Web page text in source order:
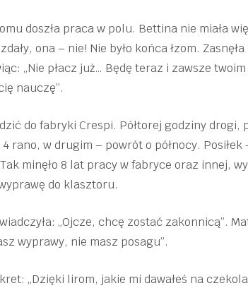
doszła praca w polu. Bettina nie miała
ona – nie! Nie było końca łzom.
„Nie płacz już… Będę teraz i zawsze
nauczę”.
do fabryki Crespi. Półtorej godziny
rano, w drugim – powrót o północy. Posiłek
minęło 8 lat pracy w fabryce oraz innej,
do klasztoru.
„Ojcze, chcę zostać zakonnicą”.
wyprawy, nie masz posagu”.
„Dzięki lirom, jakie mi dawałeś na